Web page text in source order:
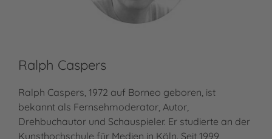
Ralph Caspers
Ralph Caspers, 1972 auf Borneo geboren, ist
bekannt als Fernsehmoderator, Autor,
Drehbuchautor und Schauspieler. Er studierte an der
Kunsthochschule für Medien in Köln. Seit 1999